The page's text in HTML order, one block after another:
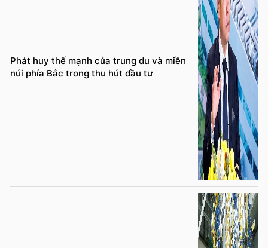
Phát huy thế mạnh của trung du và miền
núi phía Bắc trong thu hút đầu tư